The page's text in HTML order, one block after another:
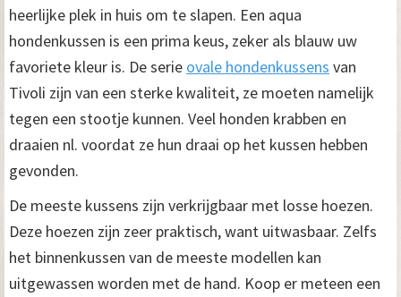
heerlijke plek in huis om te slapen. Een aqua
hondenkussen is een prima keus, zeker als blauw uw
favoriete kleur is. De serie ovale hondenkussens van
Tivoli zijn van een sterke kwaliteit, ze moeten namelijk
tegen een stootje kunnen. Veel honden krabben en
draaien nl. voordat ze hun draai op het kussen hebben
gevonden.
De meeste kussens zijn verkrijgbaar met losse hoezen.
Deze hoezen zijn zeer praktisch, want uitwasbaar. Zelfs
het binnenkussen van de meeste modellen kan
uitgewassen worden met de hand. Koop er meteen een